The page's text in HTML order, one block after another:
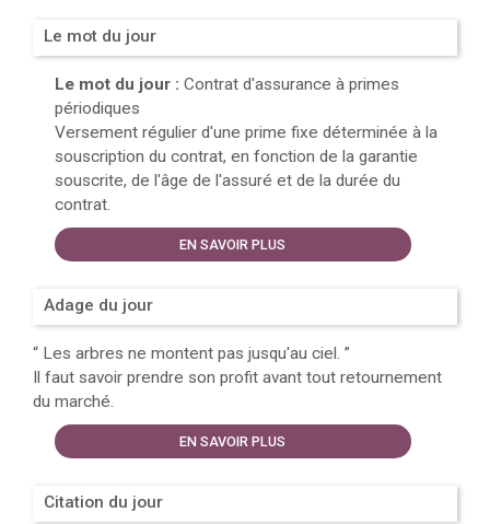
Le mot du jour
Le mot du jour : Contrat d'assurance à primes
périodiques
Versement régulier d'une prime fixe déterminée à la
souscription du contrat, en fonction de la garantie
souscrite, de l'âge de l'assuré et de la durée du
contrat.
EN SAVOIR PLUS
Adage du jour
“ Les arbres ne montent pas jusqu'au ciel. ”
Il faut savoir prendre son profit avant tout retournement
du marché.
EN SAVOIR PLUS
Citation du jour